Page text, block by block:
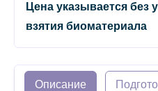
Цена указывается без
взятия биоматериала
Описание